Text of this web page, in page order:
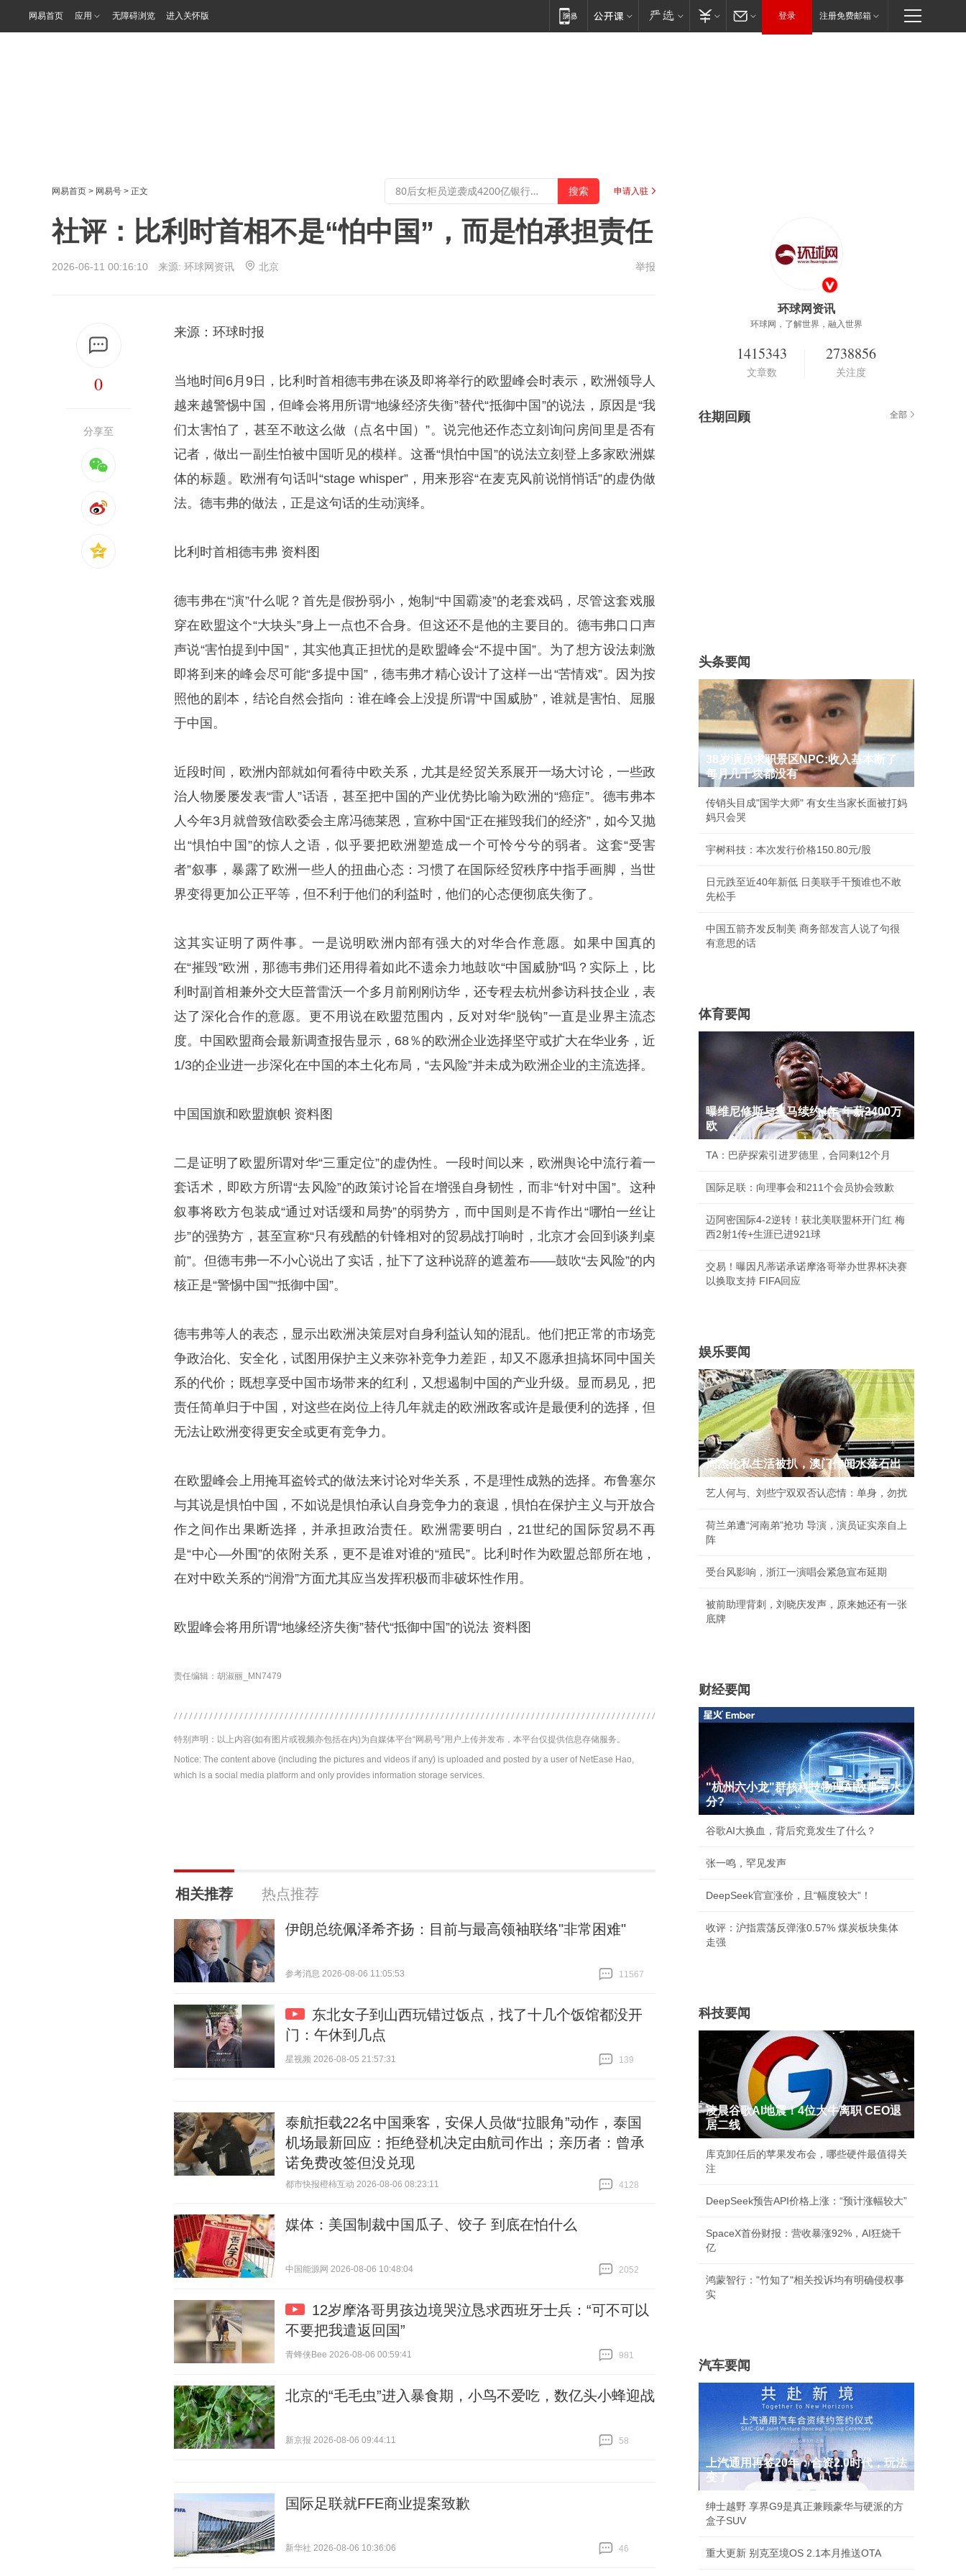
网易首页 应用 无障碍浏览 进入关怀版 登录 注册免费邮箱
网易首页 > 网易号 > 正文 申请入驻
社评：比利时首相不是“怕中国”，而是怕承担责任
2026-06-11 00:16:10 来源: 环球网资讯 北京 举报
0
分享至
来源：环球时报
当地时间6月9日，比利时首相德韦弗在谈及即将举行的欧盟峰会时表示，欧洲领导人
越来越警惕中国，但峰会将用所谓“地缘经济失衡”替代“抵御中国”的说法，原因是“我
们太害怕了，甚至不敢这么做（点名中国）”。说完他还作态立刻询问房间里是否有
记者，做出一副生怕被中国听见的模样。这番“惧怕中国”的说法立刻登上多家欧洲媒
体的标题。欧洲有句话叫“stage whisper”，用来形容“在麦克风前说悄悄话”的虚伪做
法。德韦弗的做法，正是这句话的生动演绎。
比利时首相德韦弗 资料图
德韦弗在“演”什么呢？首先是假扮弱小，炮制“中国霸凌”的老套戏码，尽管这套戏服
穿在欧盟这个“大块头”身上一点也不合身。但这还不是他的主要目的。德韦弗口口声
声说“害怕提到中国”，其实他真正担忧的是欧盟峰会“不提中国”。为了想方设法刺激
即将到来的峰会尽可能“多提中国”，德韦弗才精心设计了这样一出“苦情戏”。因为按
照他的剧本，结论自然会指向：谁在峰会上没提所谓“中国威胁”，谁就是害怕、屈服
于中国。
近段时间，欧洲内部就如何看待中欧关系，尤其是经贸关系展开一场大讨论，一些政
治人物屡屡发表“雷人”话语，甚至把中国的产业优势比喻为欧洲的“癌症”。德韦弗本
人今年3月就曾致信欧委会主席冯德莱恩 ，宣称中国“正在摧毁我们的经济”，如今又抛
出“惧怕中国”的惊人之语，似乎要把欧洲塑造成一个可怜兮兮的弱者。这套“受害
者”叙事，暴露了欧洲一些人的扭曲心态：习惯了在国际经贸秩序中指手画脚，当世
界变得更加公正平等，但不利于他们的利益时，他们的心态便彻底失衡了。
这其实证明了两件事。一是说明欧洲内部有强大的对华合作意愿。如果中国真的
在“摧毁”欧洲，那德韦弗们还用得着如此不遗余力地鼓吹“中国威胁”吗？实际上，比
利时副首相兼外交大臣普雷沃一个多月前刚刚访华，还专程去杭州参访科技企业，表
达了深化合作的意愿。更不用说在欧盟范围内，反对对华“脱钩”一直是业界主流态
度。中国欧盟商会最新调查报告显示，68％的欧洲企业选择坚守或扩大在华业务，近
1/3的企业进一步深化在中国的本土化布局，“去风险”并未成为欧洲企业的主流选择。
中国国旗和欧盟旗帜 资料图
二是证明了欧盟所谓对华“三重定位”的虚伪性。一段时间以来，欧洲舆论中流行着一
套话术，即欧方所谓“去风险”的政策讨论旨在增强自身韧性，而非“针对中国”。这种
叙事将欧方包装成“通过对话缓和局势”的弱势方，而中国则是不肯作出“哪怕一丝让
步”的强势方，甚至宣称“只有残酷的针锋相对的贸易战打响时，北京才会回到谈判桌
前”。但德韦弗一不小心说出了实话，扯下了这种说辞的遮羞布——鼓吹“去风险”的内
核正是“警惕中国”“抵御中国”。
德韦弗等人的表态，显示出欧洲决策层对自身利益认知的混乱。他们把正常的市场竞
争政治化、安全化，试图用保护主义来弥补竞争力差距，却又不愿承担搞坏同中国关
系的代价；既想享受中国市场带来的红利，又想遏制中国的产业升级。显而易见，把
责任简单归于中国，对这些在岗位上待几年就走的欧洲政客或许是最便利的选择，但
无法让欧洲变得更安全或更有竞争力。
在欧盟峰会上用掩耳盗铃式的做法来讨论对华关系，不是理性成熟的选择。 布鲁塞尔
与其说是惧怕中国，不如说是惧怕承认自身竞争力的衰退，惧怕在保护主义与开放合
作之间作出果断选择，并承担政治责任。欧洲需要明白，21世纪的国际贸易不再
是“中心—外围”的依附关系，更不是谁对谁的“殖民”。比利时作为欧盟总部所在地，
在对中欧关系的“润滑”方面尤其应当发挥积极而非破坏性作用。
欧盟峰会将用所谓“地缘经济失衡”替代“抵御中国”的说法 资料图
责任编辑：胡淑丽_MN7479
特别声明：以上内容(如有图片或视频亦包括在内)为自媒体平台“网易号”用户上传并发布，本平台仅提供信息存储服务。
Notice: The content above (including the pictures and videos if any) is uploaded and posted by a user of NetEase Hao,
which is a social media platform and only provides information storage services.
相关推荐 热点推荐
伊朗总统佩泽希齐扬：目前与最高领袖联络"非常困难"
参考消息 2026-08-06 11:05:53
11567
东北女子到山西玩错过饭点，找了十几个饭馆都没开
门：午休到几点
星视频 2026-08-05 21:57:31
139
泰航拒载22名中国乘客，安保人员做“拉眼角”动作，泰国
机场最新回应：拒绝登机决定由航司作出；亲历者：曾承
诺免费改签但没兑现
都市快报橙柿互动 2026-08-06 08:23:11
4128
媒体：美国制裁中国瓜子、饺子 到底在怕什么
中国能源网 2026-08-06 10:48:04
2052
12岁摩洛哥男孩边境哭泣恳求西班牙士兵：“可不可以
不要把我遣返回国”
青蜂侠Bee 2026-08-06 00:59:41
981
北京的“毛毛虫”进入暴食期，小鸟不爱吃，数亿头小蜂迎战
新京报 2026-08-06 09:44:11
58
国际足联就FFE商业提案致歉
新华社 2026-08-06 10:36:06
46
环球网资讯
环球网，了解世界，融入世界
1415343
文章数
2738856
关注度
往期回顾 全部
头条要闻
38岁演员求职景区NPC:收入基本断了
每月几千块都没有
传销头目成"国学大师" 有女生当家长面被打妈
妈只会哭
宇树科技：本次发行价格150.80元/股
日元跌至近40年新低 日美联手干预谁也不敢
先松手
中国五箭齐发反制美 商务部发言人说了句很
有意思的话
体育要闻
曝维尼修斯与皇马续约4年 年薪2400万
欧
TA：巴萨探索引进罗德里，合同剩12个月
国际足联：向理事会和211个会员协会致歉
迈阿密国际4-2逆转！获北美联盟杯开门红 梅
西2射1传+生涯已进921球
交易！曝因凡蒂诺承诺摩洛哥举办世界杯决赛
以换取支持 FIFA回应
娱乐要闻
周杰伦私生活被扒，澳门传闻水落石出
艺人何与、刘些宁双双否认恋情：单身，勿扰
荷兰弟遭“河南弟”抢功 导演，演员证实亲自上
阵
受台风影响，浙江一演唱会紧急宣布延期
被前助理背刺，刘晓庆发声，原来她还有一张
底牌
财经要闻
"杭州六小龙"群核科技物理AI故事有水
分?
谷歌AI大换血，背后究竟发生了什么？
张一鸣，罕见发声
DeepSeek官宣涨价，且“幅度较大”！
收评：沪指震荡反弹涨0.57% 煤炭板块集体
走强
科技要闻
凌晨谷歌AI地震！4位大牛离职 CEO退
居二线
库克卸任后的苹果发布会，哪些硬件最值得关
注
DeepSeek预告API价格上涨：“预计涨幅较大”
SpaceX首份财报：营收暴涨92%，AI狂烧千
亿
鸿蒙智行："竹知了"相关投诉均有明确侵权事
实
汽车要闻
上汽通用再签20年：合资2.0时代，玩法
变了
绅士越野 享界G9是真正兼顾豪华与硬派的方
盒子SUV
重大更新 别克至境OS 2.1本月推送OTA